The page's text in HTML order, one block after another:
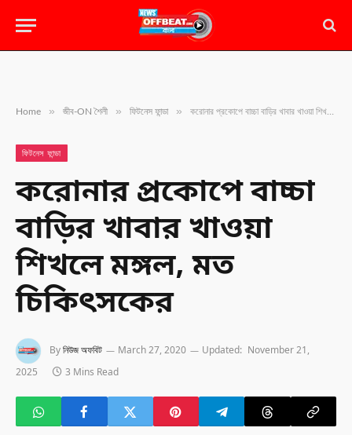
Home » জীব-ON শৈলী » ফিটনেস ফান্ডা » করোনার প্রকোপে বাচ্চা বাড়ির খাবার খাওয়া শিখলে মঙ্গল, মত চিকিৎসকের
ফিটনেস ফান্ডা
করোনার প্রকোপে বাচ্চা
বাড়ির খাবার খাওয়া
শিখলে মঙ্গল, মত
চিকিৎসকের
Byনিউজ অফবিট March 27, 2020 Updated: November 21,
2025
3 Mins Read